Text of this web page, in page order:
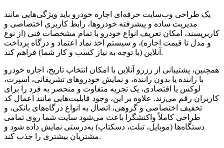
یک طراحی وب‌سایت حرفه‌ای اجاره خودرو باید ویژگی‌هایی مانند
مدیریت ساده و پیشرفته خودروها، رابط کاربری اختصاصی و
کاربرپسند، امکان تعریف انواع خودرو با تمام مشخصات فنی (از نوع
و مدل تا قیمت اجاره)، و سیستم اخذ نماد اعتماد و درگاه پرداخت
آنلاین (با توجه به نیاز کسب و کار شما) فراهم کند.
همچنین، پشتیبانی از رزرو آنلاین با امکان انتخاب تاریخ، اجاره خودرو
با راننده یا بدون راننده، و نمایش خودروهای تشریفاتی، اسپرت،
لوکس یا اقتصادی، یک تجربه متفاوت و منحصر به فرد را برای
کاربران رقم می‌زند. علاوه بر این، وجود قابلیت‌هایی مانند اعمال کد
تخفیف اختصاصی و گروهی، اتصال به انواع درگاه‌های بانکی، و
طراحی کاملاً واکنشگرا باعث می‌شود سایت شما روی تمامی
دستگاه‌ها (موبایل، تبلت، دسکتاپ) به‌درستی نمایش داده شود و
مشتریان بیشتری را جذب کند.